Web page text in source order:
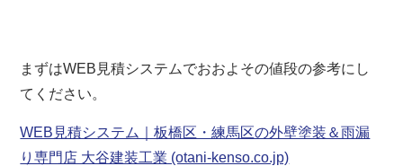
まずはWEB見積システムでおおよその値段の参考にし
てください。
WEB見積システム｜板橋区・練馬区の外壁塗装＆雨漏
り専門店 大谷建装工業 (otani-kenso.co.jp)